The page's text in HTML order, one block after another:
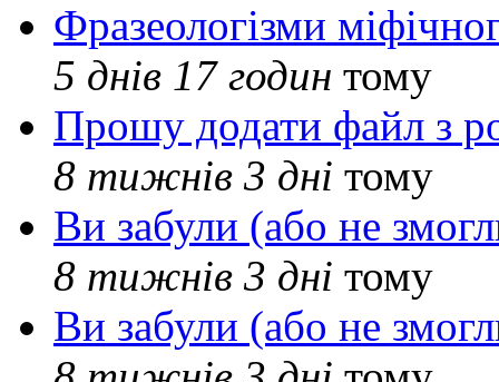
Фразеологізми
5 днів 17 годин тому
Прошу додати файл з
8 тижнів 3 дні тому
Ви забули (або не
8 тижнів 3 дні тому
Ви забули (або не